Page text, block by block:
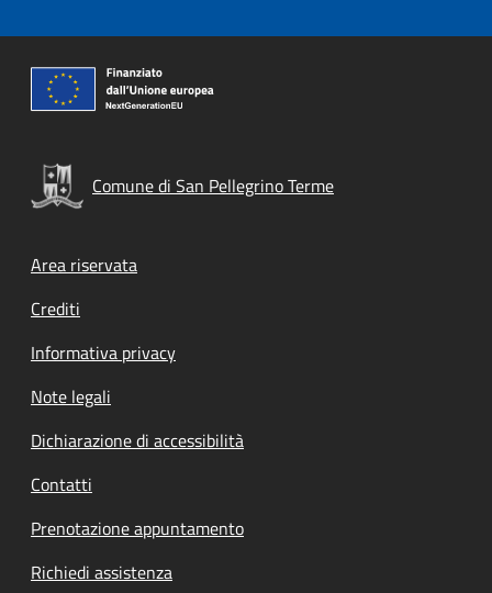
Comune di San Pellegrino Terme
Footer menu
Area riservata
Crediti
Informativa privacy
Note legali
Dichiarazione di accessibilità
Contatti
Prenotazione appuntamento
Richiedi assistenza